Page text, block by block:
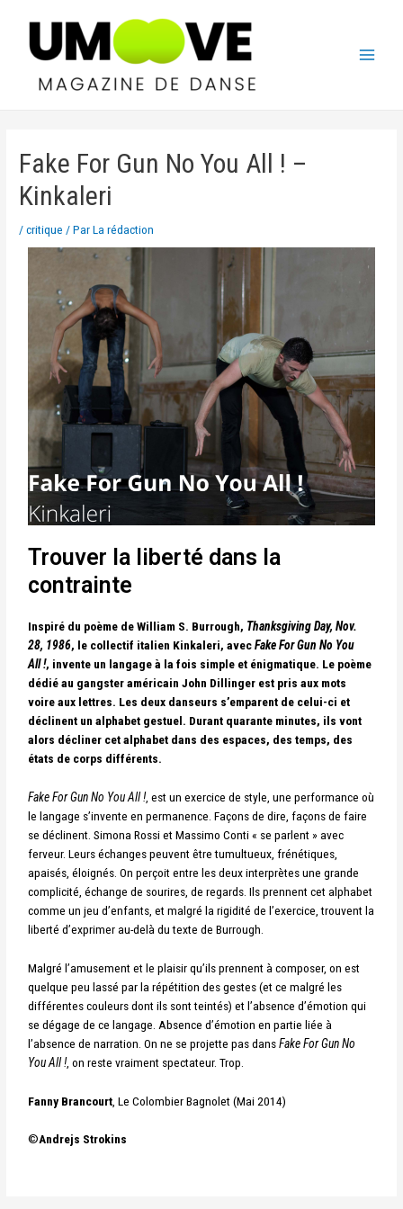
Fake For Gun No You All ! –
Kinkaleri
/critique / ParLa rédaction
Trouver la liberté dans la
contrainte
Inspiré du poème de William S. Burrough, Thanksgiving Day, Nov.
28, 1986, le collectif italien Kinkaleri, avecFake For Gun No You
All !, invente un langage à la fois simple et énigmatique. Le poème
dédié au gangster américain John Dillinger est pris aux mots
voire aux lettres. Les deux danseurs s’emparent de celui-ci et
déclinent un alphabet gestuel. Durant quarante minutes, ils vont
alors décliner cet alphabet dans des espaces, des temps, des
états de corps différents.
Fake For Gun No You All !, est un exercice de style, une performance où
le langage s’invente en permanence. Façons de dire, façons de faire
se déclinent. Simona Rossi et Massimo Conti « se parlent » avec
ferveur. Leurs échanges peuvent être tumultueux, frénétiques,
apaisés, éloignés. On perçoit entre les deux interprètes une grande
complicité, échange de sourires, de regards. Ils prennent cet alphabet
comme un jeu d’enfants, et malgré la rigidité de l’exercice, trouvent la
liberté d’exprimer au-delà du texte de Burrough.
Malgré l’amusement et le plaisir qu’ils prennent à composer, on est
quelque peu lassé par la répétition des gestes (et ce malgré les
différentes couleurs dont ils sont teintés) et l’absence d’émotion qui
se dégage de ce langage. Absence d’émotion en partie liée à
l’absence de narration. On ne se projette pas dansFake For Gun No
You All !, on reste vraiment spectateur. Trop.
Fanny Brancourt , Le Colombier Bagnolet (Mai 2014)
©Andrejs Strokins